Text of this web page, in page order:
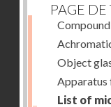
PAGE DE
Object
Apparatus
List of